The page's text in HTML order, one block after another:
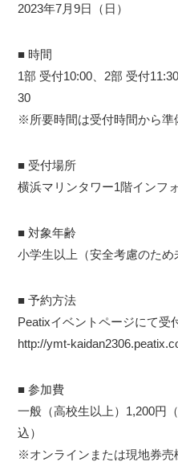
2023年7月9日（日）
■ 時間
1部 受付10:00、2部 受付
30
※所要時間は受付時間から準
■ 受付場所
横浜マリンタワー1階インフ
■ 対象年齢
小学生以上（安全考慮のため
■ 予約方法
Peatixイベントページにて受
http://ymt-
■ 参加費
一般（高校生以上）1,200円
込）
※オンラインまたは現地券売